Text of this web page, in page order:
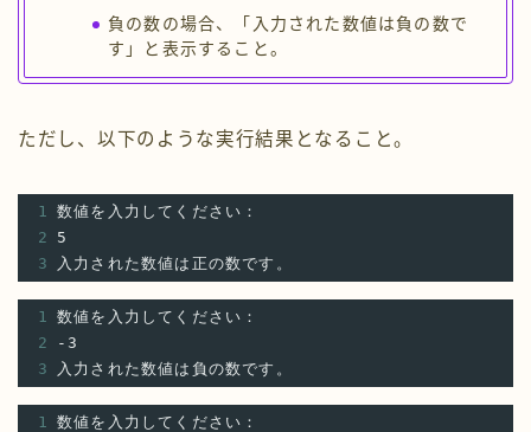
負の数の場合、「入力された数値は負の数で
す」と表示すること。
ただし、以下のような実行結果となること。
1 数値を入力してください：
2
5
3
入力された数値は正の数です。
1 数値を入力してください：
2
-3
3
入力された数値は負の数です。
1 数値を入力してください：